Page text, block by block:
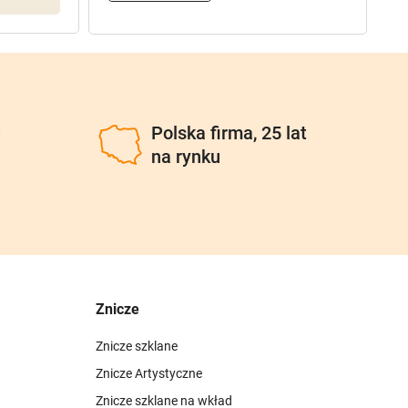
Polska firma, 25 lat
na rynku
Znicze
Znicze szklane
Znicze Artystyczne
Znicze szklane na wkład